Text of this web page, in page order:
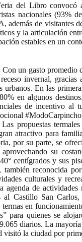
del Libro convocó
nacionales (93%
además de visitantes
y la articulación
estables en un
Con un gasto promedio
invernal,
urbanos. En las
en algunos
de incentivo al
propuestas
atractivo para
por su parte, se
su
centígrados y sus
también reconocida
culturales y
agenda de
al Castillo San Carlos,
en
para quienes se
diarios. La
visitó la ciudad por